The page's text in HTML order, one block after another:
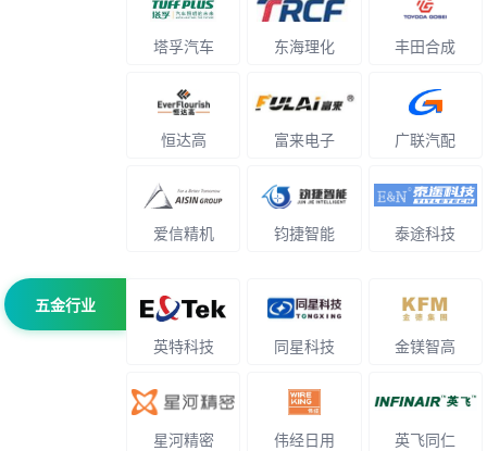
塔孚汽车 东海理化 丰田合成
恒达高 富来电子 广联汽配
爱信精机 钧捷智能 泰途科技
五金行业
英特科技 同星科技 金镁智高
星河精密 伟经日用 英飞同仁